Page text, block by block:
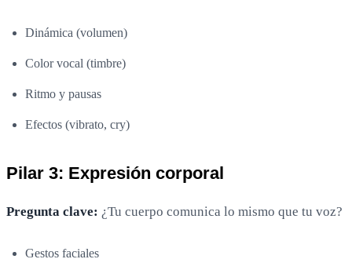
Dinámica (volumen)
Color vocal (timbre)
Ritmo y pausas
Efectos (vibrato, cry)
Pilar 3: Expresión corporal
Pregunta clave: ¿Tu cuerpo comunica lo mismo que tu voz?
Gestos faciales